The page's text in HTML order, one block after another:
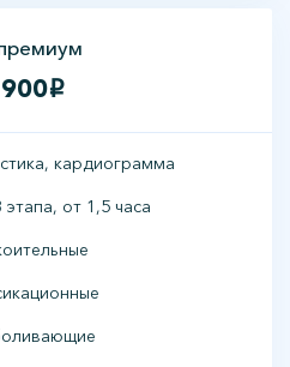
i
кардиограмма
от 1,5 часа